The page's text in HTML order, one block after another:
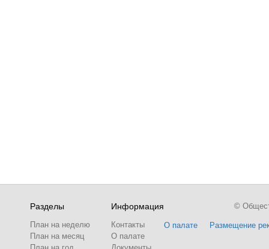
Разделы
План на неделю
План на месяц
Информация
Контакты
О палате
О палате Размещение
©